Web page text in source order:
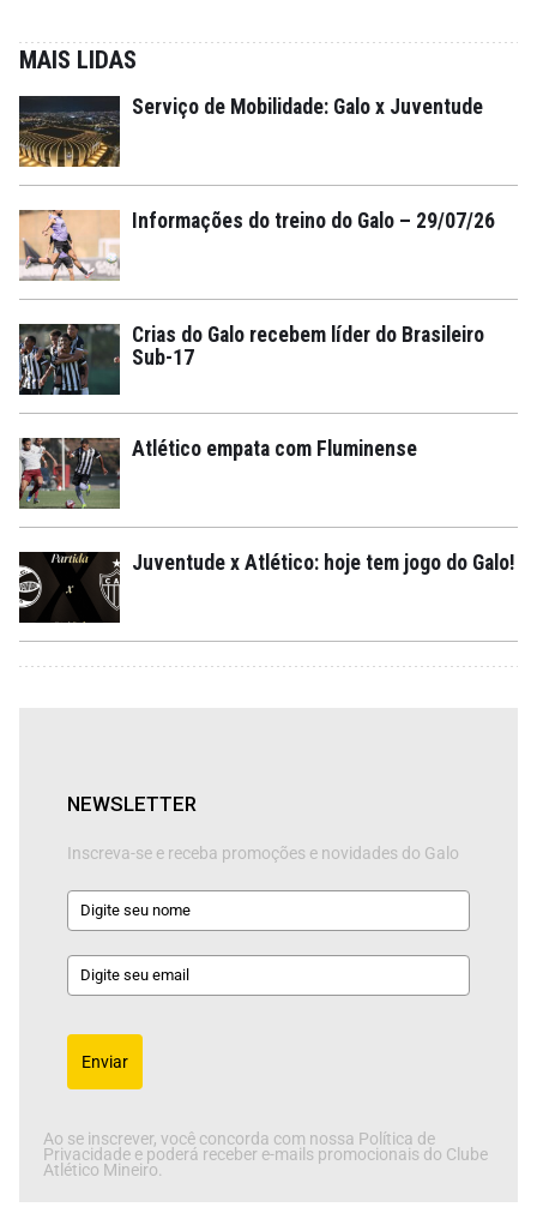
MAIS LIDAS
Serviço de Mobilidade: Galo x Juventude
Informações do treino do Galo – 29/07/26
Crias do Galo recebem líder do Brasileiro
Sub-17
Atlético empata com Fluminense
Juventude x Atlético: hoje tem jogo do Galo!
NEWSLETTER
Inscreva-se e receba promoções e novidades do Galo
Enviar
Ao se inscrever, você concorda com nossa Política de
Privacidade e poderá receber e-mails promocionais do Clube
Atlético Mineiro.